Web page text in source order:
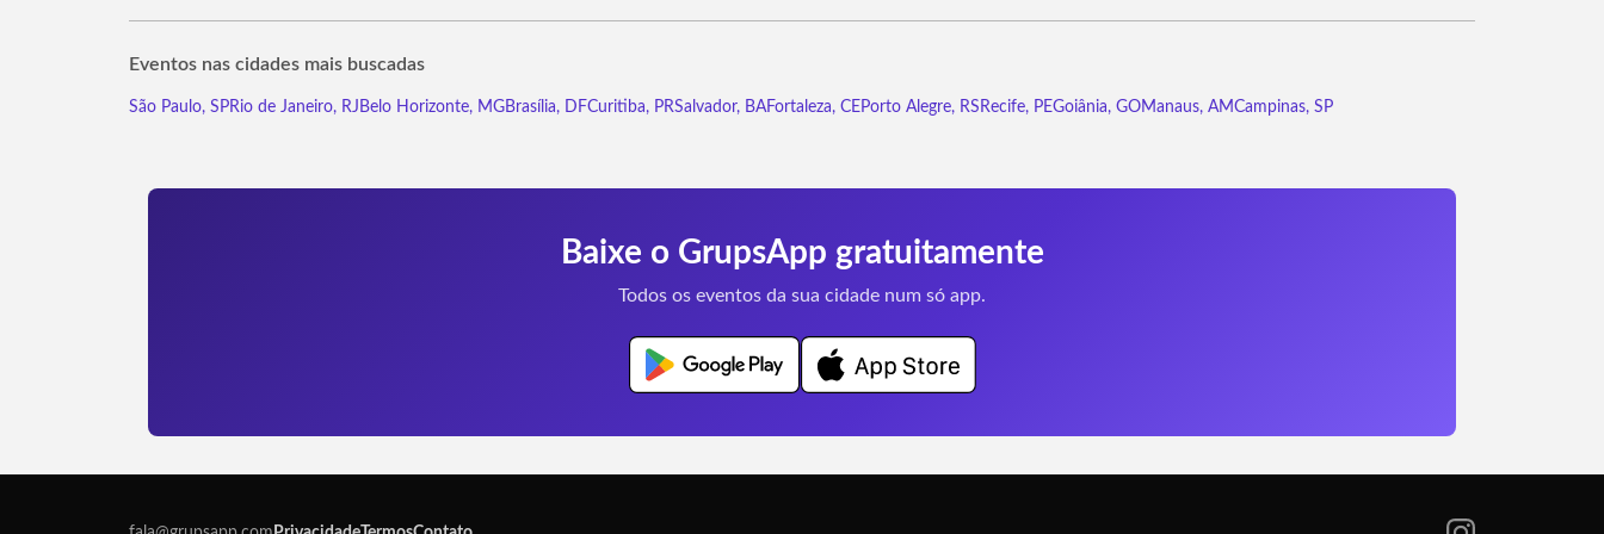
Eventos nas cidades mais buscadas
São Paulo, SPRio de Janeiro, RJ Belo Horizonte, MGBrasília, DFCuritiba, PRSalvador, BAFortaleza, CEPorto Alegre, RS Recife, PEGoiânia, GOManaus, AMCampinas, SP
Baixe o GrupsApp gratuitamente
Todos os eventos da sua cidade num só app.